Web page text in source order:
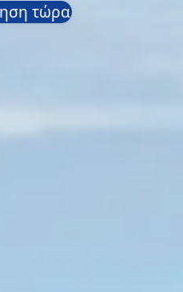
τώρα